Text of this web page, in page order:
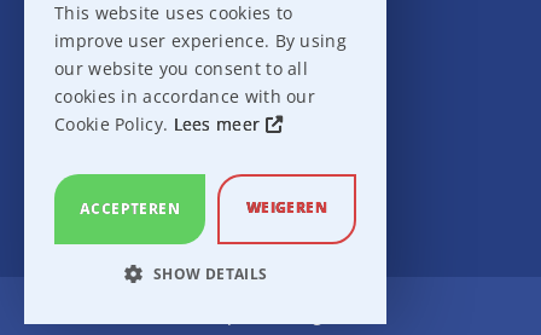
Privacy verklaring
Disclaimer
This website uses cookies to
improve user experience. By using
our website you consent to all
cookies in accordance with our
Cookie Policy. Lees meer
ACCEPTEREN WEIGEREN
SHOW DETAILS
STRICTLY NECESSARY